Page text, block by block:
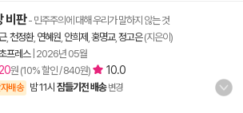
비판- 민주주의에 대해 우리가 말하지 않는 것
, 천정환, 연혜원 안희제 홍명교, 정고은(지은이)
프레스| 2026년 05월
원 (10% 할인 / 840원) 10.0
배송 밤 11시 잠들기전 배송 변경